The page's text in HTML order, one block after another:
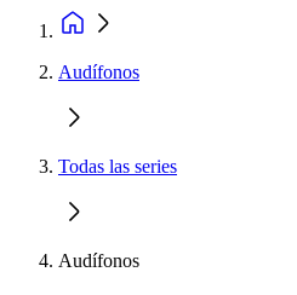
Audífonos
Todas las series
Audífonos